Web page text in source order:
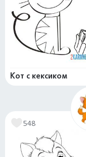
Кот с кексиком
548